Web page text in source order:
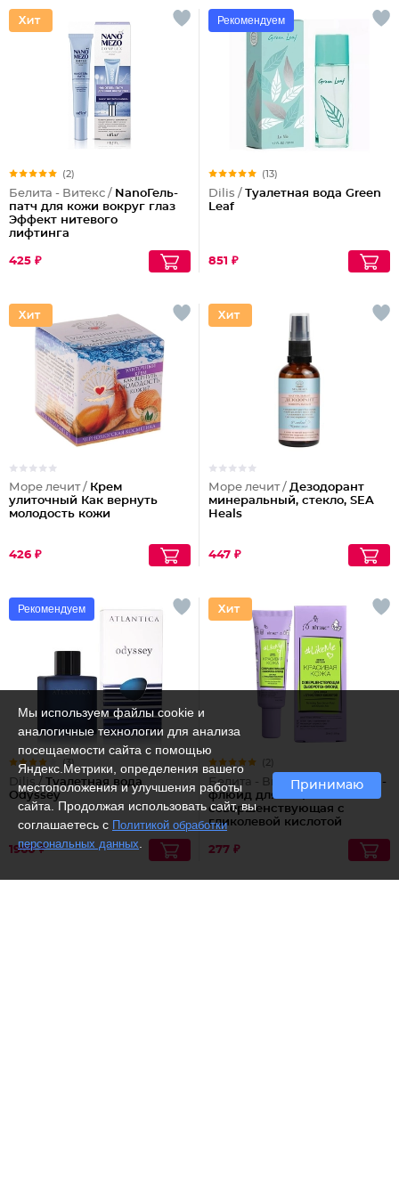
(2)
Белита - Витекс / NanoГель-
патч для кожи вокруг глаз
Эффект нитевого
лифтинга
425 ₽
Рекомендуем
(13)
Dilis / Туалетная вода Green
Leaf
851 ₽
Море лечит / Крем
улиточный Как вернуть
молодость кожи
426 ₽
Море лечит / Дезодорант
минеральный, стекло, SEA
Heals
447 ₽
Рекомендуем
(3)
Dilis / Туалетная вода
Odyssey
1960 ₽
(2)
Белита - Витекс /Сыворотка-
флюид для лица
совершенствующая с
гликолевой кислотой
277 ₽
Мы используем файлы cookie и
аналогичные технологии для анализа
посещаемости сайта с помощью
Яндекс.Метрики, определения вашего
местоположения и улучшения работы
сайта. Продолжая использовать сайт, вы
соглашаетесь с Политикой обработки
персональных данных
Принимаю